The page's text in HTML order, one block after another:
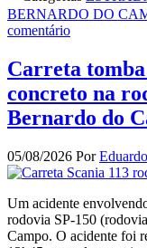
BERNARDO DO
comentário
Carreta
concreto na
Bernardo do
05/08/2026 Por
Um acidente
rodovia SP-150
Campo. O acidente foi